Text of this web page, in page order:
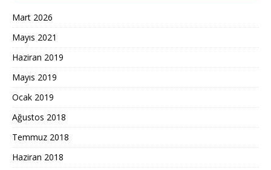
Mart 2026
Mayıs 2021
Haziran 2019
Mayıs 2019
Ocak 2019
Ağustos 2018
Temmuz 2018
Haziran 2018